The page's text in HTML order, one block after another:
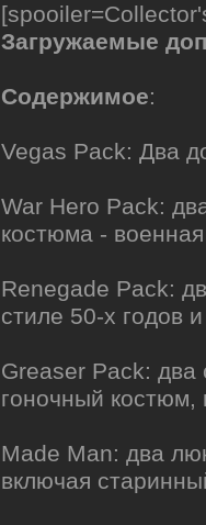
Загружаемые
Содержимое:
Vegas Pack: Два
War Hero Pack:
костюма -
Renegade Pack:
стиле 50-х годов
Greaser Pack: два
гоночный костюм,
Made Man: два
включая